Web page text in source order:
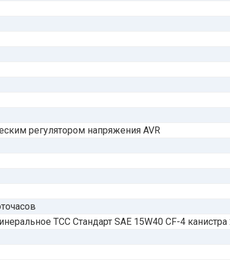
регулятором напряжения AVR
ТСС Стандарт SAE 15W40 CF-4